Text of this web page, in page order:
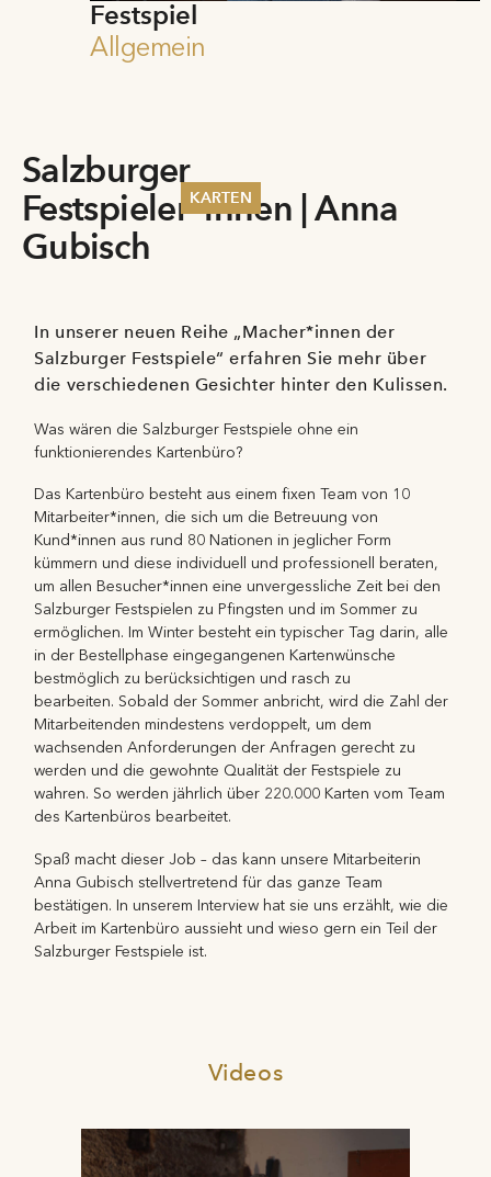
KARTEN
Sommer 2026
Gutscheine
Festspiel
Allgemein
Salzburger
Festspieler*innen | Anna
Gubisch
In unserer neuen Reihe „Macher*innen der
Salzburger Festspiele“ erfahren Sie mehr über
die verschiedenen Gesichter hinter den Kulissen.
Was wären die Salzburger Festspiele ohne ein
funktionierendes Kartenbüro?
Das Kartenbüro besteht aus einem fixen Team von 10
Mitarbeiter*innen, die sich um die Betreuung von
Kund*innen aus rund 80 Nationen in jeglicher Form
kümmern und diese individuell und professionell beraten,
um allen Besucher*innen eine unvergessliche Zeit bei den
Salzburger Festspielen zu Pfingsten und im Sommer zu
ermöglichen. Im Winter besteht ein typischer Tag darin, alle
in der Bestellphase eingegangenen Kartenwünsche
bestmöglich zu berücksichtigen und rasch zu
bearbeiten. Sobald der Sommer anbricht, wird die Zahl der
Mitarbeitenden mindestens verdoppelt, um dem
wachsenden Anforderungen der Anfragen gerecht zu
werden und die gewohnte Qualität der Festspiele zu
wahren. So werden jährlich über 220.000 Karten vom Team
des Kartenbüros bearbeitet.
Spaß macht dieser Job – das kann unsere Mitarbeiterin
Anna Gubisch stellvertretend für das ganze Team
bestätigen. In unserem Interview hat sie uns erzählt, wie die
Arbeit im Kartenbüro aussieht und wieso gern ein Teil der
Salzburger Festspiele ist.
Videos